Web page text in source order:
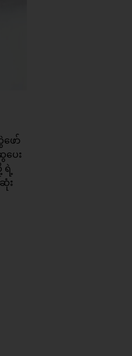
ော်
ေး
ရဲ့
း